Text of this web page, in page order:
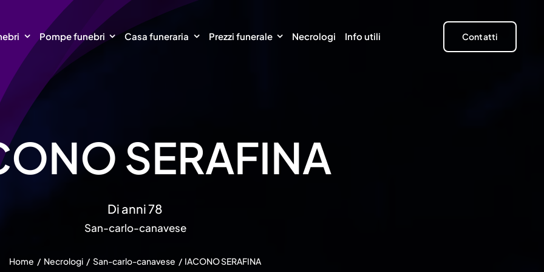
Pompe funebri Casa funeraria Prezzi funerale Necrologi Info utili Contatti
SERAFINA
Di anni 78
San-carlo-canavese
Home Necrologi San-carlo-canavese IACONO SERAFINA